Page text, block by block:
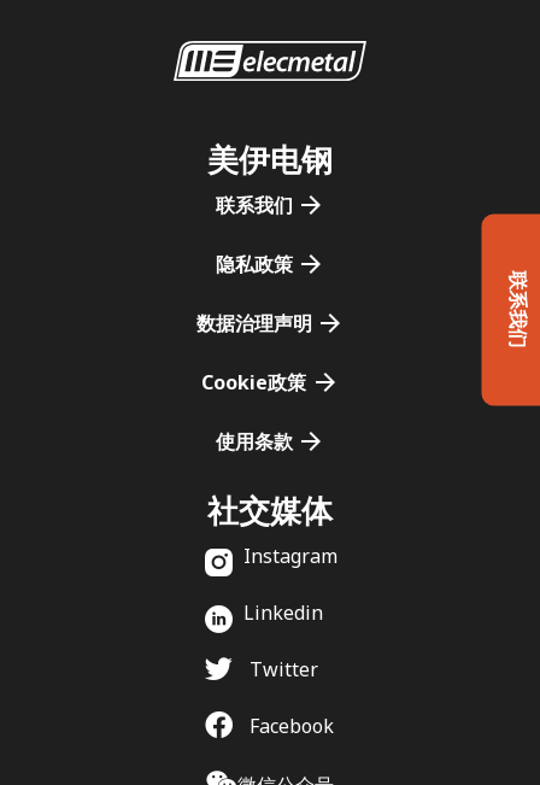
美伊电钢
联系我们
隐私政策
数据治理声明
Cookie政策
使用条款
社交媒体
Instagram
Linkedin
Twitter
Facebook
联系我们